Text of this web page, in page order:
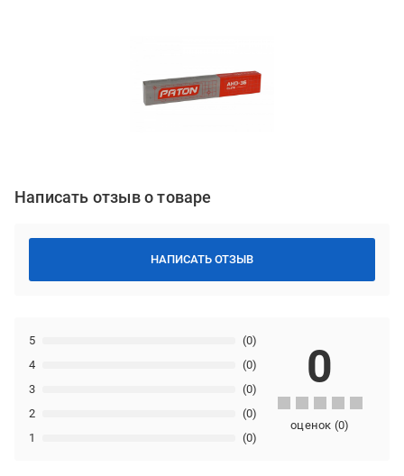
Написать отзыв о товаре
НАПИСАТЬ ОТЗЫВ
1 (0)
2 (0)
3 (0)
4 (0)
5 (0)
0
оценок (0)